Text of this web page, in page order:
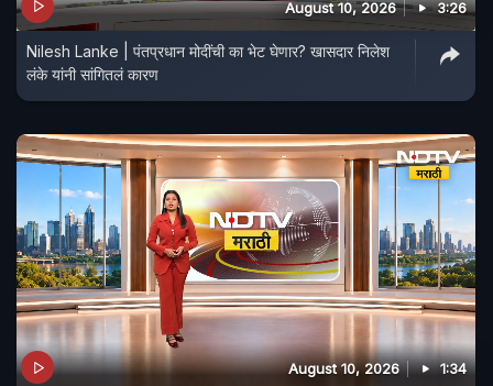
August 10, 2026 3:26
Nilesh Lanke | पंतप्रधान मोदींची का भेट घेणार? खासदार निलेश
लंके यांनी सांगितलं कारण
August 10, 2026 1:34